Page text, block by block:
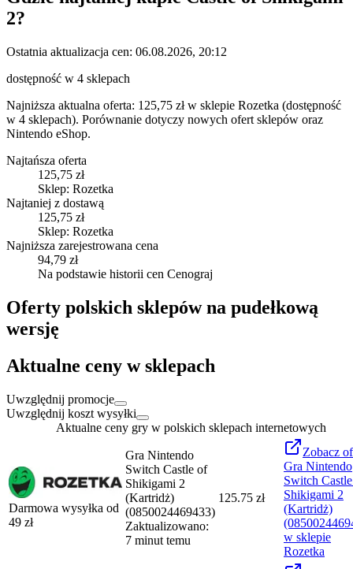
2?
Ostatnia aktualizacja cen: 06.08.2026, 20:12
dostępność w 4 sklepach
Najniższa aktualna oferta: 125,75 zł w sklepie Rozetka (dostępność
w 4 sklepach). Porównanie dotyczy nowych ofert sklepów oraz
Nintendo eShop.
Najtańsza oferta
125,75 zł
Sklep: Rozetka
Najtaniej z dostawą
125,75 zł
Sklep: Rozetka
Najniższa zarejestrowana cena
94,79 zł
Na podstawie historii cen Cenograj
Oferty polskich sklepów na pudełkową
wersję
Aktualne ceny w sklepach
Uwzględnij promocje
Uwzględnij koszt wysyłki
Aktualne ceny gry w polskich sklepach internetowych
Darmowa wysyłka od
49 zł
Gra Nintendo
Switch Castle of
Shikigami 2
(Kartridż)
(0850024469433)
Zaktualizowano:
7 minut temu
125.75 zł
Zobacz
Gra Nintendo
Switch
Shikigami 2
(Kartridż)
w sklepie
Rozetka